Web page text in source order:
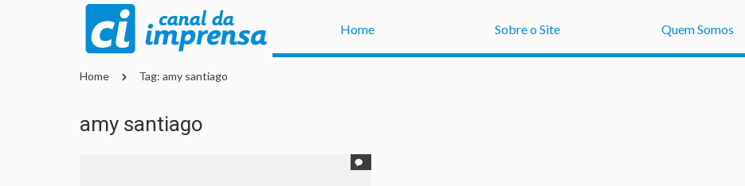
Home Sobre o Site Quem Somos
Home Tag: amy santiago
amy santiago